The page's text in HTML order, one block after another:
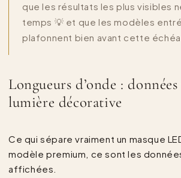
que les résultats les plus visibles
temps 💡 et que les modèles
plafonnent bien avant cette
Longueurs d’onde : données
lumière décorative
Ce qui sépare vraiment un masque
modèle premium, ce sont les
affichées.